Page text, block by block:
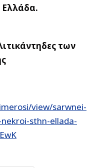
Ελλάδα.
των
view/sarwnei-
sthn-ellada-